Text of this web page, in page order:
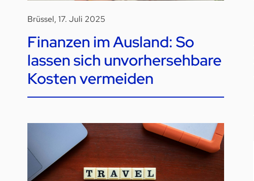
Brüssel, 17. Juli 2025
Finanzen im Ausland: So
lassen sich unvorhersehbare
Kosten vermeiden